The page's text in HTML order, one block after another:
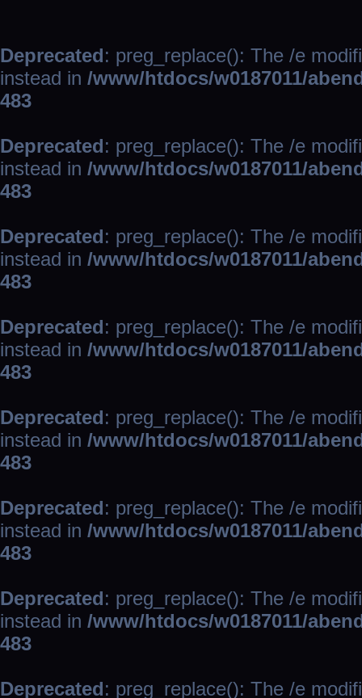
Deprecated: preg_replace(): The /e
instead in /www/htdocs/w0187011/
483
Deprecated: preg_replace(): The /e
instead in /www/htdocs/w0187011/
483
Deprecated: preg_replace(): The /e
instead in /www/htdocs/w0187011/
483
Deprecated: preg_replace(): The /e
instead in /www/htdocs/w0187011/
483
Deprecated: preg_replace(): The /e
instead in /www/htdocs/w0187011/
483
Deprecated: preg_replace(): The /e
instead in /www/htdocs/w0187011/
483
Deprecated: preg_replace(): The /e
instead in /www/htdocs/w0187011/
483
Deprecated: preg_replace(): The /e